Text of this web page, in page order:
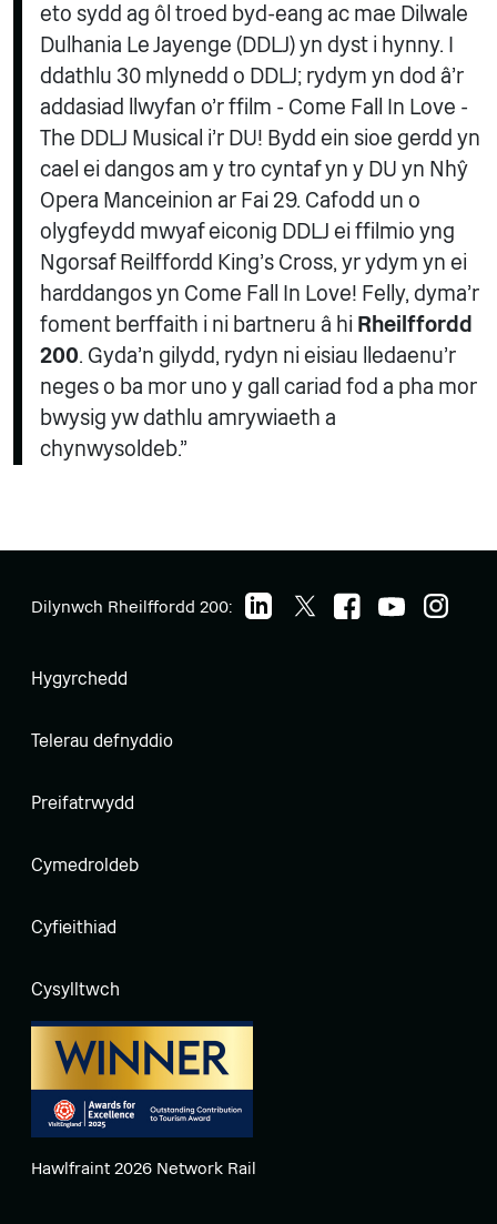
eto sydd ag ôl troed byd-eang ac mae Dilwale
Dulhania Le Jayenge (DDLJ) yn dyst i hynny. I
ddathlu 30 mlynedd o DDLJ; rydym yn dod â'r
addasiad llwyfan o'r ffilm - Come Fall In Love -
The DDLJ Musical i'r DU! Bydd ein sioe gerdd yn
cael ei dangos am y tro cyntaf yn y DU yn Nhŷ
Opera Manceinion ar Fai 29. Cafodd un o
olygfeydd mwyaf eiconig DDLJ ei ffilmio yng
Ngorsaf Reilffordd King's Cross, yr ydym yn ei
harddangos yn Come Fall In Love! Felly, dyma'r
foment berffaith i ni bartneru â hi Rheilffordd
200. Gyda’n gilydd, rydyn ni eisiau lledaenu’r
neges o ba mor uno y gall cariad fod a pha mor
bwysig yw dathlu amrywiaeth a
chynwysoldeb.”
Dilynwch Rheilffordd 200:
Hygyrchedd
Telerau defnyddio
Preifatrwydd
Cymedroldeb
Cyfieithiad
Cysylltwch
Hawlfraint 2026 Network Rail